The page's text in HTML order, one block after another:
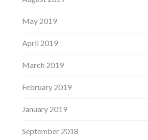
May 2019
April 2019
March 2019
February 2019
January 2019
September 2018